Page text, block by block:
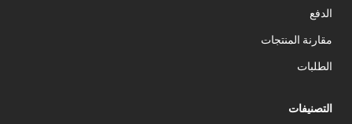
الدفع
مقارنة المنتجات
الطلبات
التصنيفات